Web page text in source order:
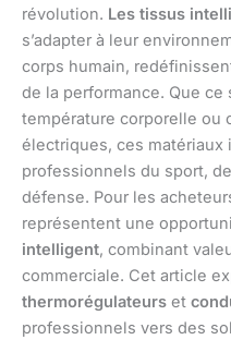
révolution. Les tissus
s’adapter à leur
corps humain,
de la performance. Que ce
température corporelle ou
électriques, ces
professionnels du sport,
défense. Pour les
représentent une
intelligent, combinant
commerciale. Cet article
thermorégulateurs et
professionnels vers des